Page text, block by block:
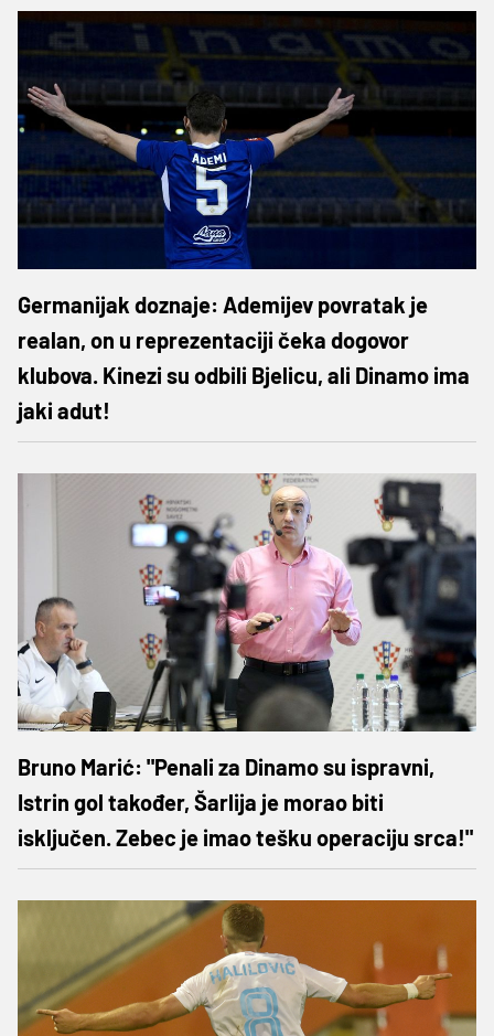
Germanijak doznaje: Ademijev povratak je
realan, on u reprezentaciji čeka dogovor
klubova. Kinezi su odbili Bjelicu, ali Dinamo ima
jaki adut!
Bruno Marić: "Penali za Dinamo su ispravni,
Istrin gol također, Šarlija je morao biti
isključen. Zebec je imao tešku operaciju srca!"